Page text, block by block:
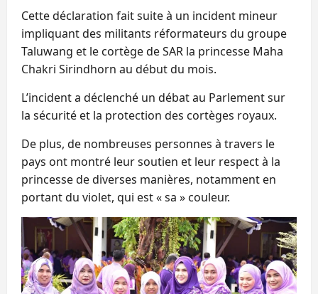
Cette déclaration fait suite à un incident mineur
impliquant des militants réformateurs du groupe
Taluwang et le cortège de SAR la princesse Maha
Chakri Sirindhorn au début du mois.
L’incident a déclenché un débat au Parlement sur
la sécurité et la protection des cortèges royaux.
De plus, de nombreuses personnes à travers le
pays ont montré leur soutien et leur respect à la
princesse de diverses manières, notamment en
portant du violet, qui est « sa » couleur.